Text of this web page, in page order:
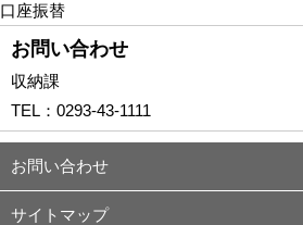
口座振替
お問い合わせ
収納課
TEL： 0293-43-1111
お問い合わせ
サイトマップ